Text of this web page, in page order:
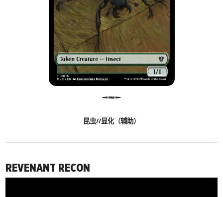
昆虫//显化（辅助）
REVENANT RECON